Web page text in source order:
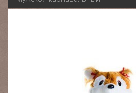
костюм персонажа